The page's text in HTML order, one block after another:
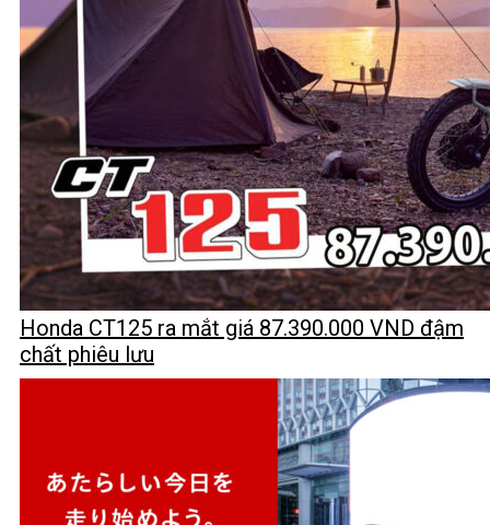
Honda CT125 ra mắt giá 87.390.000 VND đậm
chất phiêu lưu